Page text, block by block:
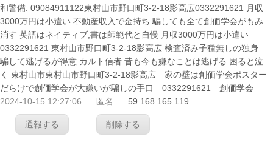
和警備. 09084911122東村山市野口町3-2-18影高広0332291621 月収
3000万円は小遣い.不動産収入で金持ち 騙しても全て創価学会がもみ
消す 英語はネイティブ,書は師範代と自慢 月収3000万円は小遣い
0332291621 東村山市野口町3-2-18影高広 検査済み子種無しの独身
騙して逃げるが得意 カルト信者 昔も今も嫌なことは逃げる.困ると泣
く 東村山市東村山市野口町3-2-18影高広 家の壁は創価学会ポスター
だらけで創価学会が大嫌いが騙しの手口 0332291621 創価学会
2024-10-15 12:27:06
匿名 59.168.165.119
通報する 削除する